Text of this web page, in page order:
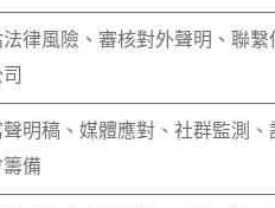
律風險、審核對外聲明、聯繫
明稿、媒體應對、社群監測、
備